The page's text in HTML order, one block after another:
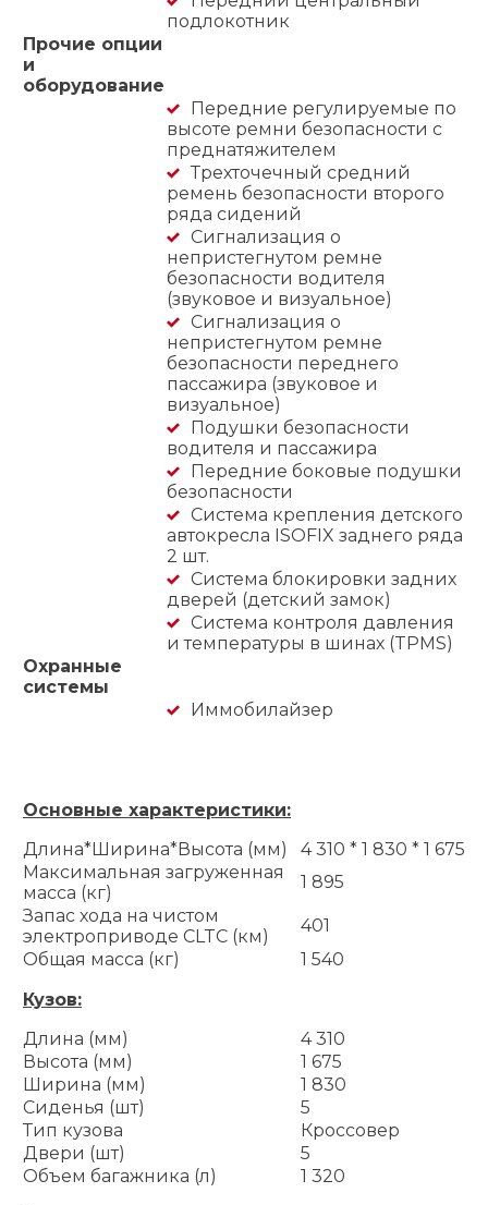
подлокотник
Прочие опции
и
оборудование
Передние регулируемые по
высоте ремни безопасности с
преднатяжителем
Трехточечный средний
ремень безопасности второго
ряда сидений
Сигнализация о
непристегнутом ремне
безопасности водителя
(звуковое и визуальное)
Сигнализация о
непристегнутом ремне
безопасности переднего
пассажира (звуковое и
визуальное)
Подушки безопасности
водителя и пассажира
Передние боковые подушки
безопасности
Система крепления детского
автокресла ISOFIX заднего ряда
2 шт.
Система блокировки задних
дверей (детский замок)
Система контроля давления
и температуры в шинах (TPMS)
Охранные
системы
Иммобилайзер
Основные характеристики:
Длина*Ширина*Высота (мм)
4 310 * 1 830 * 1 675
Максимальная загруженная
масса (кг)
1 895
Запас хода на чистом
электроприводе CLTC (км)
401
Общая масса (кг)
1 540
Кузов:
Длина (мм)
4 310
Высота (мм)
1 675
Ширина (мм)
1 830
Сиденья (шт)
5
Тип кузова
Кроссовер
Двери (шт)
5
Объем багажника (л)
1 320